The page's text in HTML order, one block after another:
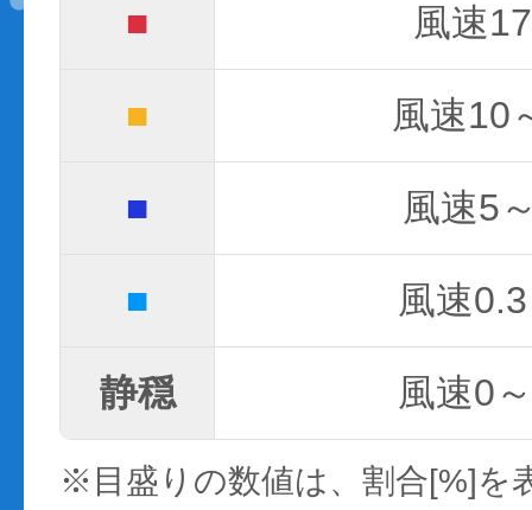
■ 風速
■ 風速10
■ 風速5
■ 風速
静穏 風速0
※目盛りの数値は、割合[%]を